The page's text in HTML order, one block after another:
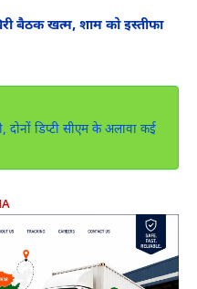
बैठक खत्म, शाम को इस्तीफा
दोनों डिप्टी सीएम के अलावा कई